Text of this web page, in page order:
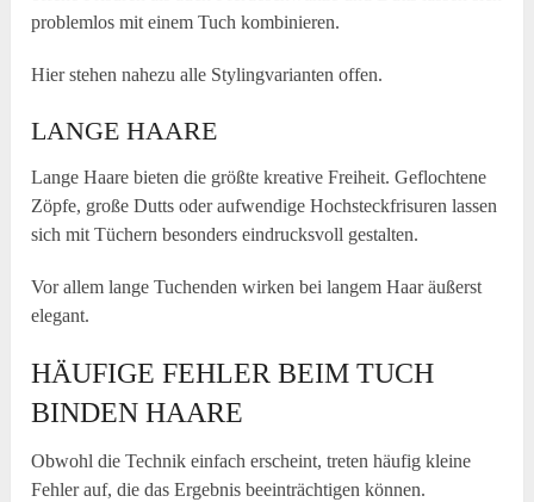
problemlos mit einem Tuch kombinieren.
Hier stehen nahezu alle Stylingvarianten offen.
LANGE HAARE
Lange Haare bieten die größte kreative Freiheit. Geflochtene
Zöpfe, große Dutts oder aufwendige Hochsteckfrisuren lassen
sich mit Tüchern besonders eindrucksvoll gestalten.
Vor allem lange Tuchenden wirken bei langem Haar äußerst
elegant.
HÄUFIGE FEHLER BEIM TUCH
BINDEN HAARE
Obwohl die Technik einfach erscheint, treten häufig kleine
Fehler auf, die das Ergebnis beeinträchtigen können.